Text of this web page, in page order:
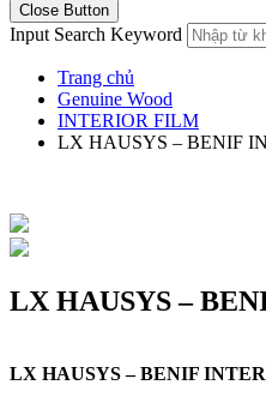
Close Button
Input Search Keyword
Trang chủ
Genuine Wood
INTERIOR FILM
LX HAUSYS – BENIF
LX HAUSYS –
LX HAUSYS – BENIF